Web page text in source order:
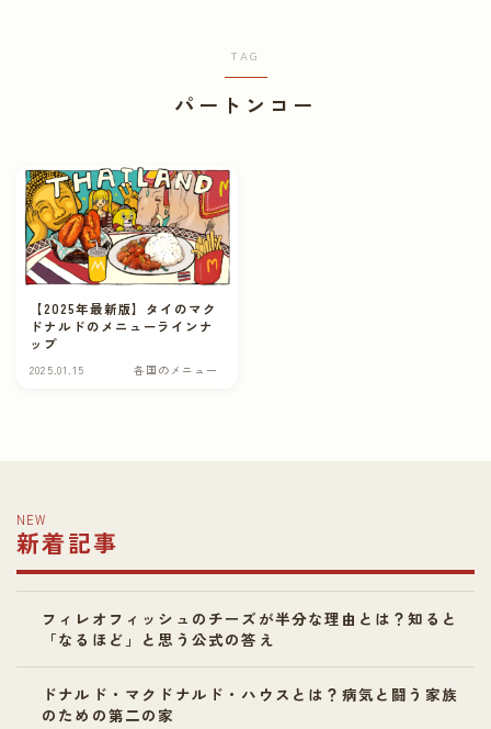
TAG
パートンコー
【2025年最新版】タイのマク
ドナルドのメニューラインナ
ップ
2025.01.15 各国のメニュー
NEW
新着記事
フィレオフィッシュのチーズが半分な理由とは？知ると
「なるほど」と思う公式の答え
ドナルド・マクドナルド・ハウスとは？病気と闘う家族
のための第二の家